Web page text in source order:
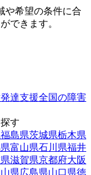
や希望の条件に合
できます。
達支援全国の障害
す
福島県茨城県栃木県
富山県石川県福井
滋賀県京都府大阪
県広島県山口県徳